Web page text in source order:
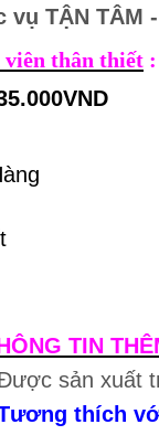
vụ TẬN TÂM
viên thân thiết
TIN
sản xuất
thích